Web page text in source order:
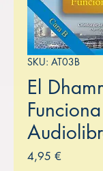
SKU: AT03B
El
4,95 €